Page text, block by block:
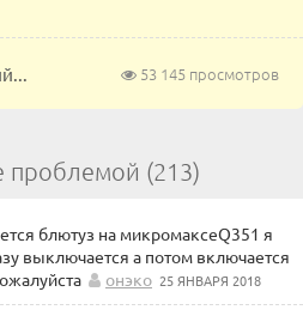
53 145 просмотров
проблемой (213)
блютуз на микромаксеQ351 я
выключается а потом включается
онэко 25 ЯНВАРЯ 2018